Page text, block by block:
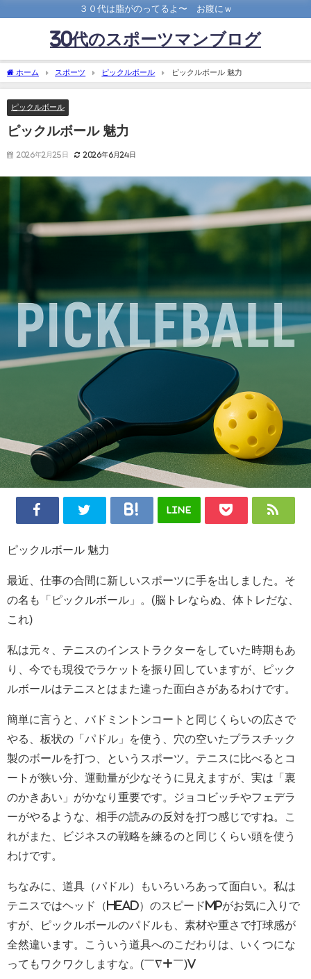
３０代は脂がのってるよ〜 お腹にｗ
30代のスポーツマンブログ
ホーム スポーツ ピックルボール ピックルボール 魅力
ピックルボール
ピックルボール 魅力
2026年2月25日 2026年6月24日
LINE
ピックルボール 魅力
最近、仕事の合間に新しいスポーツに手を出しました。そ
の名も「ピックルボール」。(脳トレならぬ、体トレだな、
これ)
私は元々、テニスのインストラクターをしていた時期もあ
り、今でも現役でラケットを振り回していますが、ピック
ルボールはテニスとはまた違った面白さがあるわけです。
簡単に言うと、バドミントンコートと同じくらいの広さで
やる、板状の「パドル」を使う、穴の空いたプラスチック
製のボールを打つ、というスポーツ。テニスに比べるとコ
ートが狭い分、運動量が少なそうに見えますが、実は「裏
のかきあい」がかなり重要です。ジョコビッチやフェデラ
ーがやるような、相手の読みの反対を打つ感じですね。こ
れがまた、ビジネスの戦略を練るのと同じくらい頭を使う
わけです。
ちなみに、道具（パドル）もいろいろあって面白い。私は
テニスではヘッド（HEAD）のスピードMPがお気に入りで
すが、ピックルボールのパドルも、素材や重さで打球感が
全然違います。こういう道具へのこだわりは、いくつにな
ってもワクワクしますな。(￣∇+￣)v